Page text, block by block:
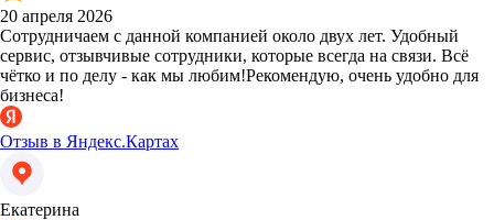
20 апреля 2026
Сотрудничаем с данной компанией около двух лет. Удобный
сервис, отзывчивые сотрудники, которые всегда на связи. Всё
чётко и по делу - как мы любим!Рекомендую, очень удобно для
бизнеса!
Отзыв в Яндекс.Картах
Екатерина